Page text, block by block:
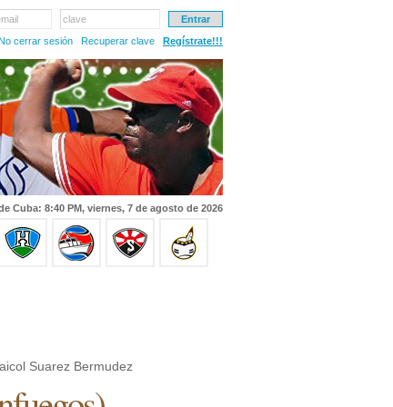
clave
No cerrar sesión
Recuperar clave Regístrate!!!
Cuba: 8:40 PM, viernes, 7 de agosto de 2026
Suarez Bermudez